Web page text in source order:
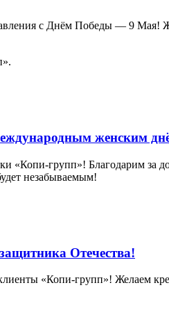
с Днём Победы — 9 Мая!
женским
«Копи‑групп»! Благодарим за
незабываемым!
Отечества!
«Копи‑групп»! Желаем